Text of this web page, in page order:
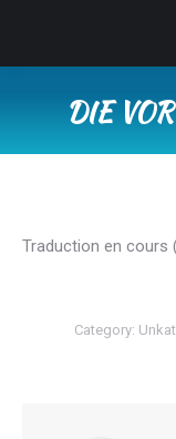
DIE
Traduction en cours
Category: